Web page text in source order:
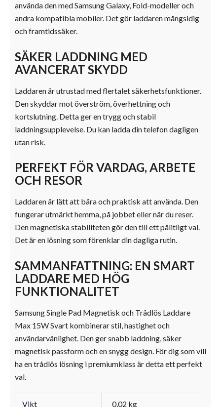
använda den med Samsung Galaxy, Fold-modeller och
andra kompatibla mobiler. Det gör laddaren mångsidig
och framtidssäker.
SÄKER LADDNING MED
AVANCERAT SKYDD
Laddaren är utrustad med flertalet säkerhetsfunktioner.
Den skyddar mot överström, överhettning och
kortslutning. Detta ger en trygg och stabil
laddningsupplevelse. Du kan ladda din telefon dagligen
utan risk.
PERFEKT FÖR VARDAG, ARBETE
OCH RESOR
Laddaren är lätt att bära och praktisk att använda. Den
fungerar utmärkt hemma, på jobbet eller när du reser.
Den magnetiska stabiliteten gör den till ett pålitligt val.
Det är en lösning som förenklar din dagliga rutin.
SAMMANFATTNING: EN SMART
LADDARE MED HÖG
FUNKTIONALITET
Samsung Single Pad Magnetisk och Trådlös Laddare
Max 15W Svart kombinerar stil, hastighet och
användarvänlighet. Den ger snabb laddning, säker
magnetisk passform och en snygg design. För dig som vill
ha en trådlös lösning i premiumklass är detta ett perfekt
val.
Vikt 0,02 kg